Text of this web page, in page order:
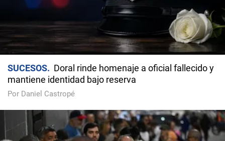
SUCESOS
Doral rinde homenaje a oficial fallecido y
mantiene identidad bajo reserva
Por Daniel Castropé